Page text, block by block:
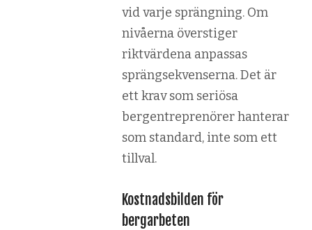
vid varje sprängning. Om
nivåerna överstiger
riktvärdena anpassas
sprängsekvenserna. Det är
ett krav som seriösa
bergentreprenörer hanterar
som standard, inte som ett
tillval.
Kostnadsbilden för
bergarbeten